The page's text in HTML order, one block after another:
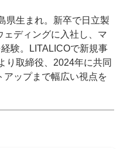
県生まれ。新卒で日立製
ディングに入社し、マ
験。LITALICOで新規事
り取締役、2024年に共同
ップまで幅広い視点を